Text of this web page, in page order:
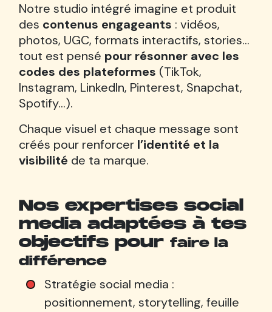
Notre studio intégré imagine et produit
des contenus engageants : vidéos,
photos, UGC, formats interactifs, stories…
tout est pensé pour résonner avec les
codes des plateformes (TikTok,
Instagram, LinkedIn, Pinterest, Snapchat,
Spotify…).
Chaque visuel et chaque message sont
créés pour renforcer l’identité et la
visibilité de ta marque.
Nos expertises social
media adaptées à tes
objectifs pour faire la
différence
Stratégie social media :
positionnement, storytelling, feuille